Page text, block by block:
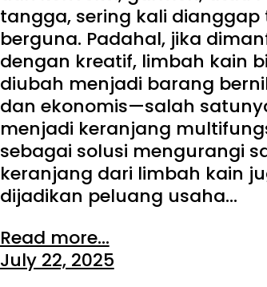
tangga, sering kali dianggap
berguna. Padahal, jika
dengan kreatif, limbah kain
diubah menjadi barang
dan ekonomis—salah
menjadi keranjang
sebagai solusi mengurangi
keranjang dari limbah kain
dijadikan peluang usaha…
Read more...
July 22, 2025